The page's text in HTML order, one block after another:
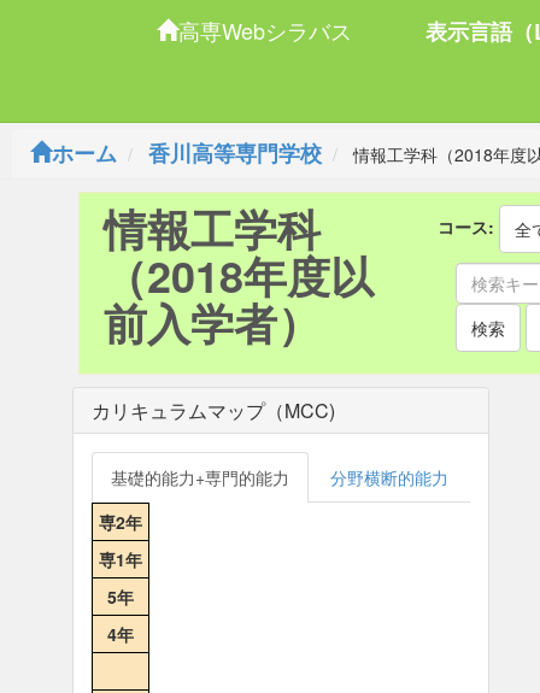
高専Webシラバス 表示言語
ホーム 香川高等専門学校 情報工学科（2018年度
情報工学科
（2018年度以
前入学者）
コース: 全
検索
カリキュラムマップ（MCC)
基礎的能力+専門的能力
分野横断的能力
専2年
専1年
5年
4年